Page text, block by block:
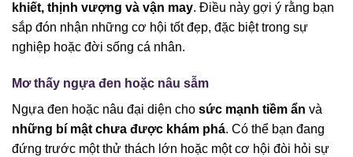
khiết, thịnh vượng và vận may. Điều này gợi ý rằng bạn
sắp đón nhận những cơ hội tốt đẹp, đặc biệt trong sự
nghiệp hoặc đời sống cá nhân.
Mơ thấy ngựa đen hoặc nâu sẫm
Ngựa đen hoặc nâu đại diện cho sức mạnh tiềm ẩn và
những bí mật chưa được khám phá. Có thể bạn đang
đứng trước một thử thách lớn hoặc một cơ hội đòi hỏi sự